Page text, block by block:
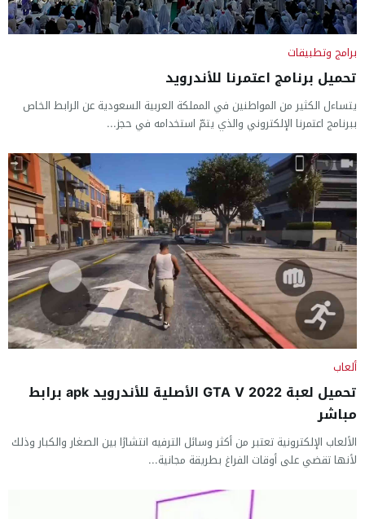
برامج وتطبيقات
تحميل برنامج اعتمرنا للأندرويد
يتساءل الكثير من المواطنين في المملكة العربية السعودية عن الرابط الخاص
ببرنامج اعتمرنا الإلكتروني والذي يتمّ استخدامه في حجز...
ألعاب
تحميل لعبة GTA V 2022 الأصلية للأندرويد apk برابط
مباشر
الألعاب الإلكترونية تعتبر من أكثر وسائل الترفيه انتشارًا بين الصغار والكبار وذلك
لأنها تقضي على أوقات الفراغ بطريقة مجانية...